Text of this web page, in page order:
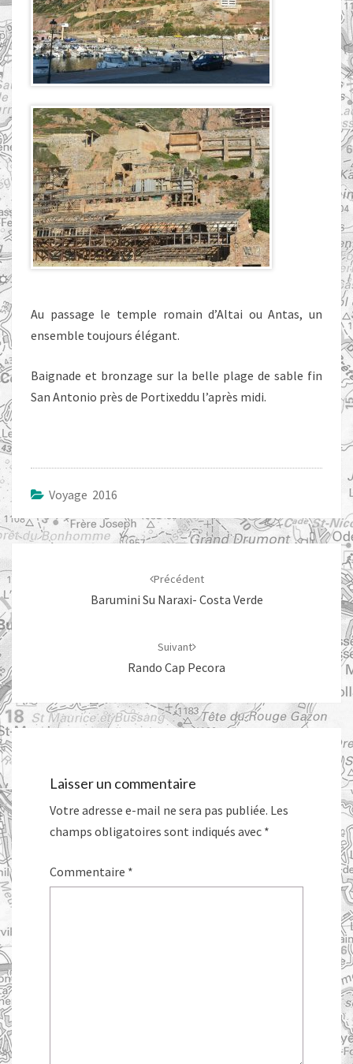
Au passage le temple romain d’Altai ou Antas, un
ensemble toujours élégant.
Baignade et bronzage sur la belle plage de sable fin
San Antonio près de Portixeddu l’après midi.
Voyage 2016
d'article
Précédent
Barumini Su Naraxi- Costa Verde
Suivant
Rando Cap Pecora
Laisser un commentaire
Votre adresse e-mail ne sera pas publiée. Les
champs obligatoires sont indiqués avec *
Commentaire *